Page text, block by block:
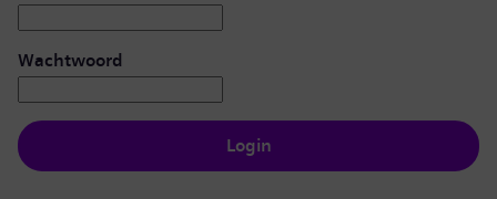
Wachtwoord
Login